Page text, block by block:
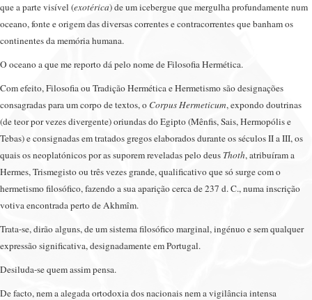
que a parte visível (exotérica) de um icebergue que mergulha profundamente num
oceano, fonte e origem das diversas correntes e contracorrentes que banham os
continentes da memória humana.
O oceano a que me reporto dá pelo nome de Filosofia Hermética.
Com efeito, Filosofia ou Tradição Hermética e Hermetismo são designações
consagradas para um corpo de textos, o Corpus Hermeticum, expondo doutrinas
(de teor por vezes divergente) oriundas do Egipto (Mênfis, Sais, Hermopólis e
Tebas) e consignadas em tratados gregos elaborados durante os séculos II a III, os
quais os neoplatónicos por as suporem reveladas pelo deus Thoth, atribuíram a
Hermes, Trismegisto ou três vezes grande, qualificativo que só surge com o
hermetismo filosófico, fazendo a sua aparição cerca de 237 d. C., numa inscrição
votiva encontrada perto de Akhmîm.
Trata-se, dirão alguns, de um sistema filosófico marginal, ingénuo e sem qualquer
expressão significativa, designadamente em Portugal.
Desiluda-se quem assim pensa.
De facto, nem a alegada ortodoxia dos nacionais nem a vigilância intensa